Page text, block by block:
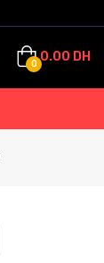
0 0.00 DH